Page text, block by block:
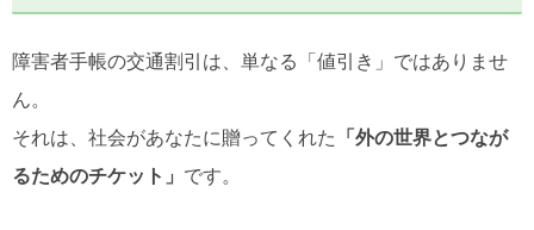
障害者手帳の交通割引は、単なる「値引き」ではありませ
ん。
それは、社会があなたに贈ってくれた
「外の世界とつなが
るためのチケット」 です。